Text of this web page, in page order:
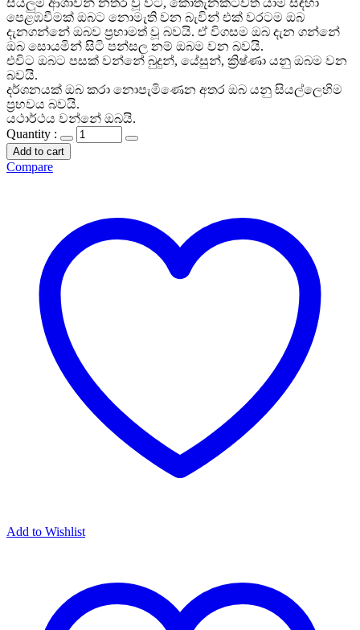
සියලුම ආශාවන් නතර වූ විට, කොතැනකටවත් යාම සඳහා
පෙළඹවීමක් ඔබට නොමැති වන බැවින් එක් වරටම ඔබ
දැනගන්නේ ඔබව ප්‍රභාමත් වූ බවයි. ඒ විගසම ඔබ දැන ගන්නේ
ඔබ සොයමින් සිටි පන්සල නම් ඔබම වන බවයි.
එවිට ඔබට පසක් වන්නේ බුදුන්, යේසුන්, ක්‍රිෂ්ණා යනු ඔබම වන
බවයි.
දර්ශනයක් ඔබ කරා නොපැමිණෙන අතර ඔබ යනු සියල්ලෙහිම
ප්‍රභවය බවයි.
යථාර්ථය වන්නේ ඔබයි.
Quantity :
Add to cart
Compare
Add to Wishlist